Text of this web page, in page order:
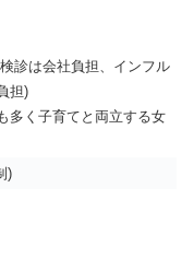
診は会社負担、インフル
担)
多く⼦育てと両⽴する⼥
)